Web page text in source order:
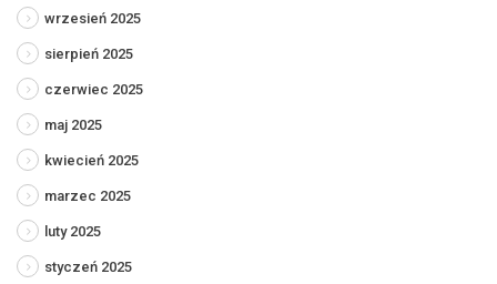
wrzesień 2025
sierpień 2025
czerwiec 2025
maj 2025
kwiecień 2025
marzec 2025
luty 2025
styczeń 2025